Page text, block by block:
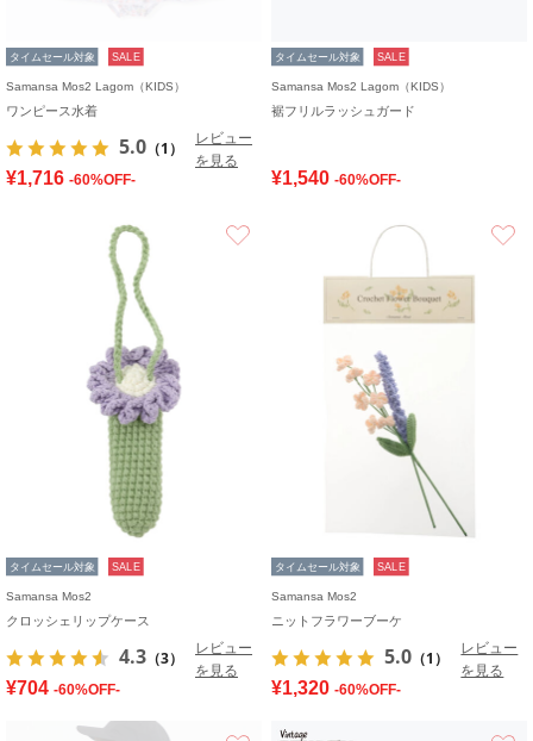
タイムセール対象 SALE
Samansa Mos2 Lagom（KIDS）
ワンピース水着
5.0 （1）
レビュー
を見る
¥1,716 -60%OFF-
タイムセール対象 SALE
Samansa Mos2 Lagom（KIDS）
裾フリルラッシュガード
¥1,540 -60%OFF-
タイムセール対象 SALE
Samansa Mos2
クロッシェリップケース
4.3 （3）
レビュー
を見る
¥704 -60%OFF-
タイムセール対象 SALE
Samansa Mos2
ニットフラワーブーケ
5.0 （1）
レビュー
を見る
¥1,320 -60%OFF-
お気に入り